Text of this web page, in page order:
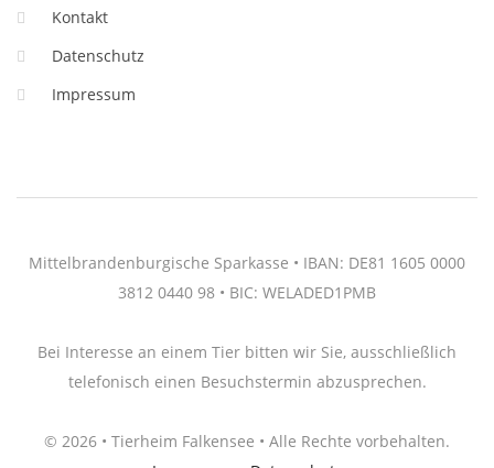
Kontakt
Datenschutz
Impressum
Mittelbrandenburgische Sparkasse • IBAN: DE81 1605 0000
3812 0440 98 • BIC: WELADED1PMB
Bei Interesse an einem Tier bitten wir Sie, ausschließlich
telefonisch einen Besuchstermin abzusprechen.
© 2026 • Tierheim Falkensee • Alle Rechte vorbehalten.